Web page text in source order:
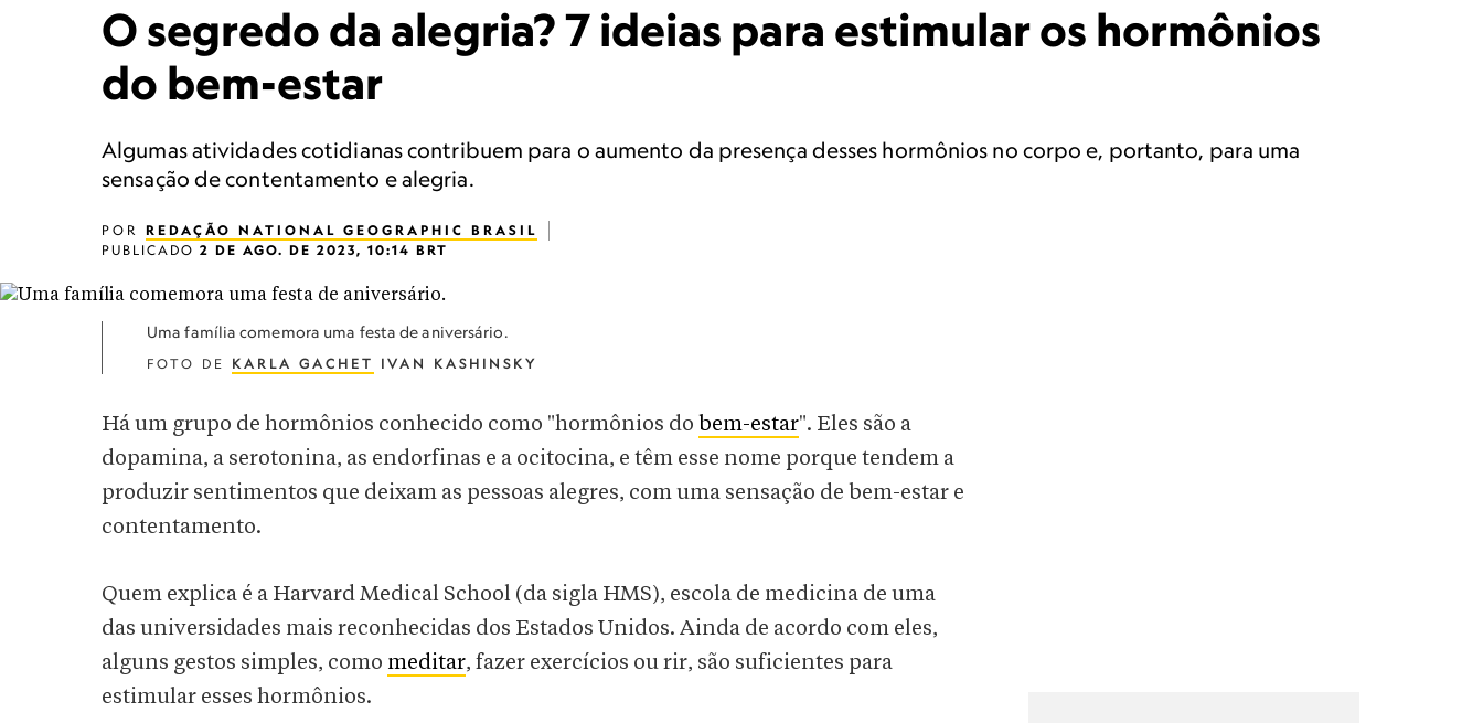
O segredo da alegria? 7 ideias para estimular os hormônios
do bem-estar
Algumas atividades cotidianas contribuem para o aumento da presença desses hormônios no corpo e, portanto, para uma
sensação de contentamento e alegria.
POR REDAÇÃO NATIONAL GEOGRAPHIC BRASIL
PUBLICADO 2 DE AGO. DE 2023, 10:14 BRT
Uma família comemora uma festa de aniversário.
FOTO DE KARLA GACHET IVAN KASHINSKY
Há um grupo de hormônios conhecido como "hormônios do bem-estar". Eles são a
dopamina, a serotonina, as endorfinas e a ocitocina, e têm esse nome porque tendem a
produzir sentimentos que deixam as pessoas alegres, com uma sensação de bem-estar e
contentamento.
Quem explica é a Harvard Medical School (da sigla HMS), escola de medicina de uma
das universidades mais reconhecidas dos Estados Unidos. Ainda de acordo com eles,
alguns gestos simples, como meditar, fazer exercícios ou rir, são suficientes para
estimular esses hormônios.